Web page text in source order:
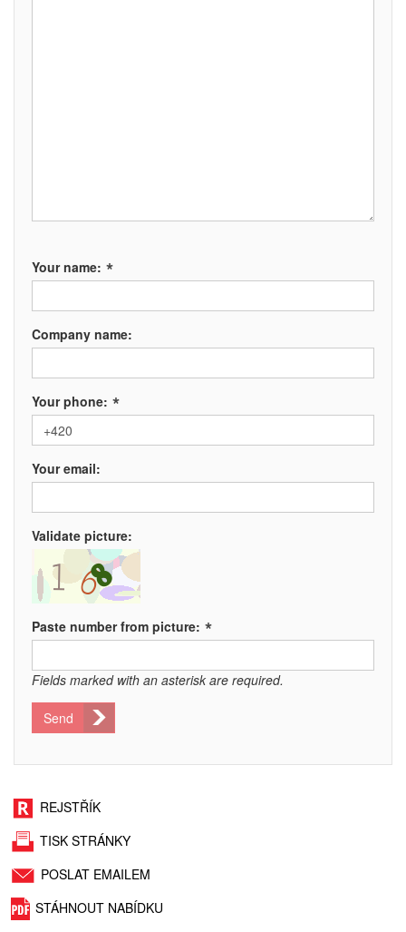
Your name: *
Company name:
Your phone: *
Your email:
Validate picture:
Paste number from picture: *
Fields marked with an asterisk are required.
Send
REJSTŘÍK
TISK STRÁNKY
POSLAT EMAILEM
STÁHNOUT NABÍDKU